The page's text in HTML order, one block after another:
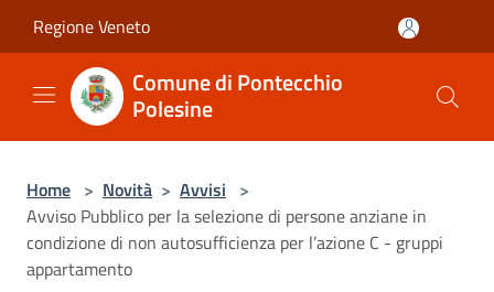
Regione Veneto
Comune di Pontecchio
Polesine
Home > Novità > Avvisi >
Avviso Pubblico per la selezione di persone anziane in
condizione di non autosufficienza per l’azione C - gruppi
appartamento